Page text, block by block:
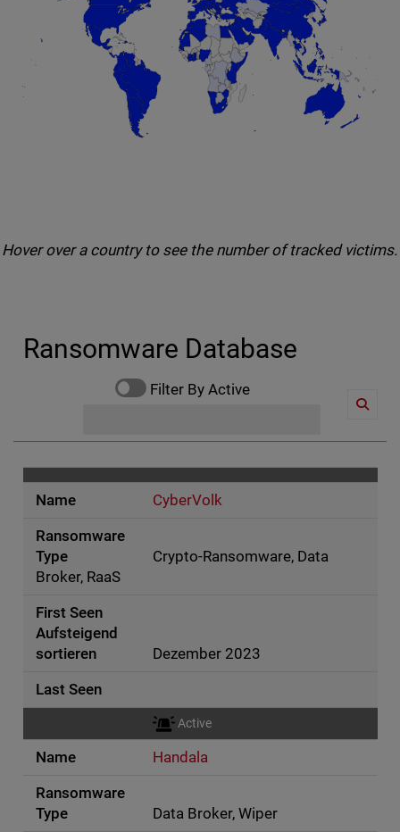
End of interactive chart.
Hover over a country to see the number of tracked victims.
Ransomware Database
Filter By Active
CyberVolk
Crypto-Ransomware, Data
Broker, RaaS
Dezember 2023
Active
Handala
Data Broker, Wiper